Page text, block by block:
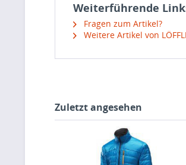
Weiterführende Links
Fragen zum Artikel?
Weitere Artikel von
Zuletzt angesehen